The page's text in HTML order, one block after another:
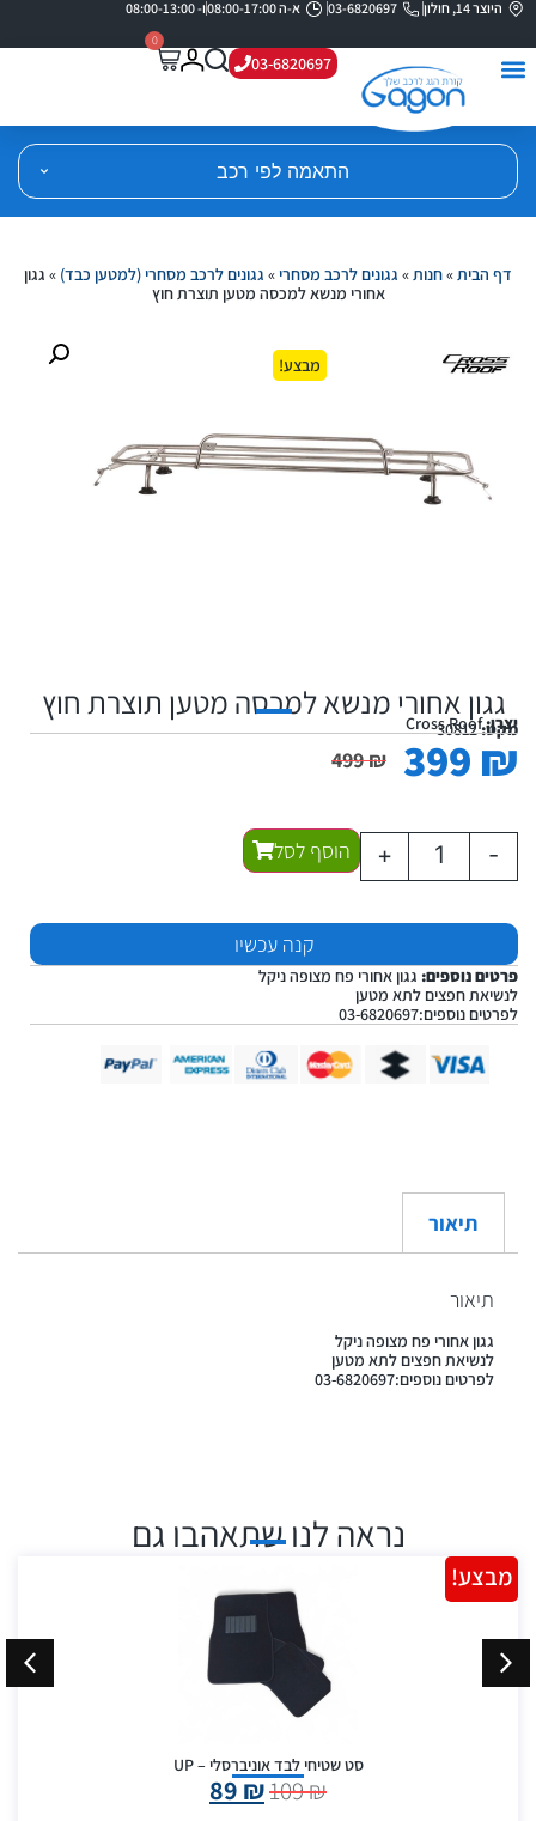
היוצר 14, חולון 03-6820697 א-ה 08:00-17:00 ו- 08:00-13:00
03-6820697
0
התאמה לפי רכב
דף הבית»חנות» גגונים לרכב מסחרי» גגונים לרכב מסחרי (למטען כבד) » גגון
אחורי מנשא למכסה מטען תוצרת חוץ
מבצע!
גגון אחורי מנשא למכסה מטען תוצרת חוץ
יצרן:Cross Roofמקט:30812
499₪ 399 ₪
-
+ הוסף לסל
קנה עכשיו
פרטים נוספים: גגון אחורי פח מצופה ניקל
לנשיאת חפצים לתא מטען
לפרטים נוספים:03-6820697
תיאור
תיאור
גגון אחורי פח מצופה ניקל
לנשיאת חפצים לתא מטען
לפרטים נוספים:03-6820697
נראה לנו שתאהבו גם
סט שטיחי לבד אוניברסלי – UP
109₪
89 ₪
מבצע!